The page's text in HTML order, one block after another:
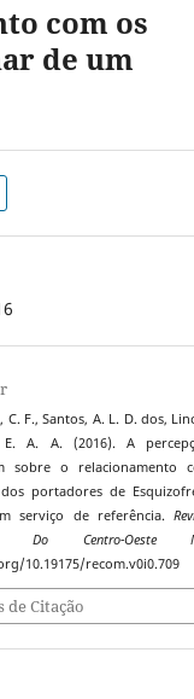
com os
de um
C. F., Santos, A. L. D. dos,
A. A. (2016). A
sobre o relacionamento
portadores de
serviço de referência.
Do Centro-Oeste
10.19175/recom.v0i0.709
de Citação